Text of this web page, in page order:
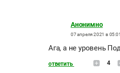
Анонимно
07 апреля 2021 в 05:01
Ага, а не уровень
ответить 4